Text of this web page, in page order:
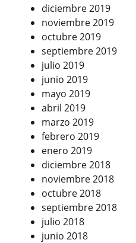
diciembre 2019
noviembre 2019
octubre 2019
septiembre 2019
julio 2019
junio 2019
mayo 2019
abril 2019
marzo 2019
febrero 2019
enero 2019
diciembre 2018
noviembre 2018
octubre 2018
septiembre 2018
julio 2018
junio 2018